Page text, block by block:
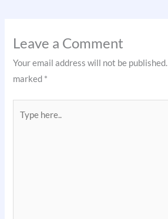
Leave a Comment
Your email address will not be published.
marked *
here..